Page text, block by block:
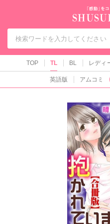
TOP TL BL レディ
英語版 アムコミ